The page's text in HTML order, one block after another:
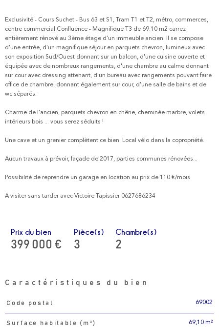
Exclusivité - Cours Suchet - Bus 63 et S1, Tram T1 et T2, métro, commerces,
centre commercial Confluence - Magnifique T3 de 69.10 m2 carrez
entièrement rénové au 3ème étage d'un immeuble ancien. Il se compose
d'une entrée, d'un magnifique séjour en parquets chevron, lumineux avec
son exposition Sud/Ouest donnant sur un balcon, d'une cuisine ouverte et
équipée avec de nombreux rangements, d'une chambre au calme donnant
sur cour avec dressing attenant, d'un bureau avec rangements pouvant faire
office de chambre, donnant également sur cour, d'une salle de bains et de
wc séparés.
Charme de l'ancien, parquets chevron en chêne, cheminée marbre, volets
intérieurs bois ... vous serez séduits !
Une cave et un grenier complètent ce bien. Local vélo dans la copropriété.
Aucun travaux à prévoir, façade de 2017, parties communes rénovées...
Possibilité de reprendre un garage en location au prix de 110 €/mois
A visiter sans tarder avec Victoire Tapissier 0627686234
Prix du bien
399 000 €
Pièce(s)
3
Chambre(s)
2
Caractéristiques du bien
Caractéristiques
Code postal 69002
Surface habitable (m²) 69,10 m²